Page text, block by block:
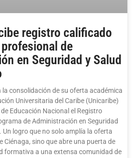
registro calificado
de
en Seguridad y Salud
la consolidación de su oferta académica
Universitaria del Caribe (Unicaribe)
Educación Nacional el Registro
de Administración en Seguridad
Un logro que no solo amplía la oferta
Ciénaga, sino que abre una puerta de
formativa a una extensa comunidad de